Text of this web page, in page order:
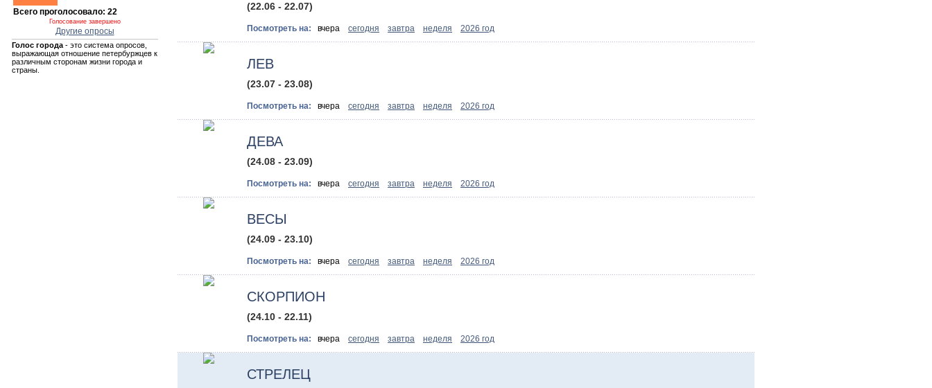
Всего проголосовало: 22
Голосование завершено
Другие опросы
Голос города- это система опросов,
выражающая отношение петербуржцев к
различным сторонам жизни города и
страны.
(22.06 - 22.07)
Посмотреть на: вчера сегодня завтра неделя 2026 год
ЛЕВ
(23.07 - 23.08)
Посмотреть на: вчера сегодня завтра неделя 2026 год
ДЕВА
(24.08 - 23.09)
Посмотреть на: вчера сегодня завтра неделя 2026 год
ВЕСЫ
(24.09 - 23.10)
Посмотреть на: вчера сегодня завтра неделя 2026 год
СКОРПИОН
(24.10 - 22.11)
Посмотреть на: вчера сегодня завтра неделя 2026 год
СТРЕЛЕЦ